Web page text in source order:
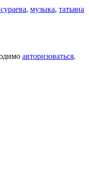
, музыка, татьяна
авторизоваться.